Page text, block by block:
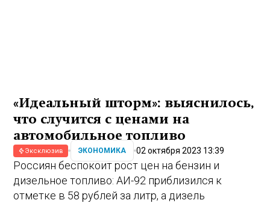
«Идеальный шторм»: выяснилось,
что случится с ценами на
автомобильное топливо
Эксклюзив ЭКОНОМИКА 02 октября 2023 13:39
Россиян беспокоит рост цен на бензин и
дизельное топливо: АИ-92 приблизился к
отметке в 58 рублей за литр, а дизель